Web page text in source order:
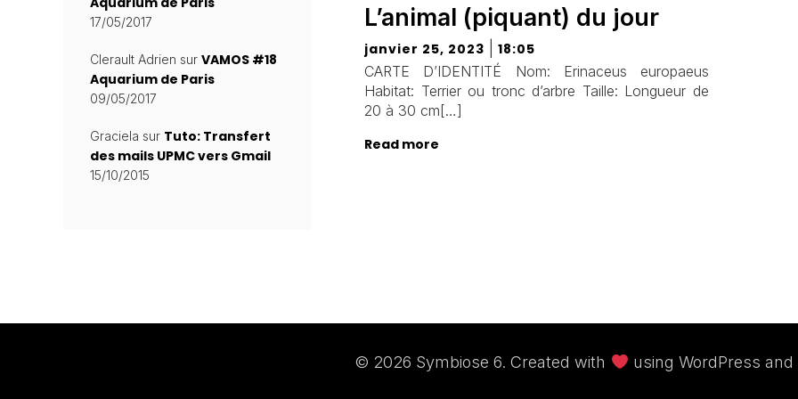
17/05/2017
Clerault Adrien sur VAMOS #18
Aquarium de Paris
09/05/2017
Graciela sur Tuto: Transfert
des mails UPMC vers Gmail
15/10/2015
L’animal (piquant) du jour
janvier 25, 2023
18:05
CARTE D’IDENTITÉ Nom: Erinaceus europaeus
Habitat: Terrier ou tronc d’arbre Taille: Longueur de
20 à 30 cm[…]
Read more
© 2026 Symbiose 6. Created with using WordPress and